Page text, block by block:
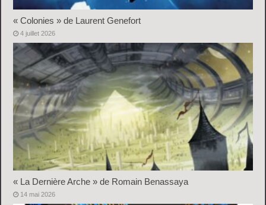
« Colonies » de Laurent Genefort
4 juillet 2026
« La Dernière Arche » de Romain Benassaya
14 mai 2026